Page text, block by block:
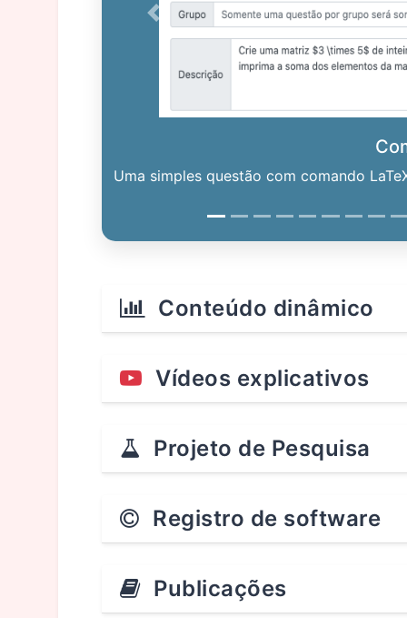
Uma simples questão com comando
Previous
Conteúdo dinâmico
Vídeos explicativos
Projeto de Pesquisa
Registro de software
Publicações